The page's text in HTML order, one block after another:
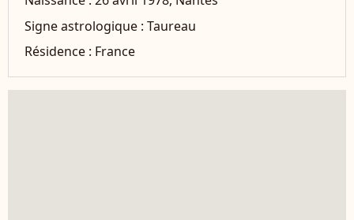
Signe astrologique :Taureau
Résidence : France